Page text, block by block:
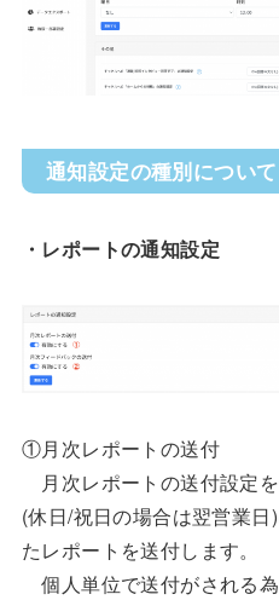
通知設定の種別について
・レポートの通知設定
①月次レポートの送付
月次レポートの送付設定
(休日/祝日の場合は翌営業
たレポートを送付します。
個人単位で送付がされる